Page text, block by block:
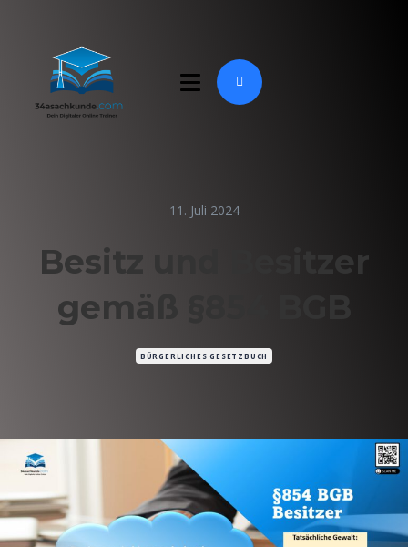
11. Juli 2024
Besitz und Besitzer
gemäß §854 BGB
BÜRGERLICHES GESETZBUCH